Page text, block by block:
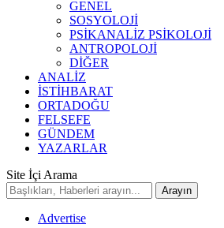
GENEL
SOSYOLOJİ
PSİKANALİZ PSİKOLOJİ
ANTROPOLOJİ
DİĞER
ANALİZ
İSTİHBARAT
ORTADOĞU
FELSEFE
GÜNDEM
YAZARLAR
Site İçi Arama
Advertise